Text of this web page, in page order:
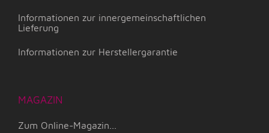
Informationen zur innergemeinschaftlichen
Lieferung
Informationen zur Herstellergarantie
MAGAZIN
Zum Online-Magazin...